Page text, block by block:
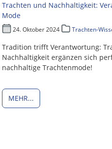
Trachten und Nachhaltigkeit:
Mode
24. Oktober 2024 Trachten-
Tradition trifft Verantwortung:
Nachhaltigkeit ergänzen sich
nachhaltige Trachtenmode!
MEHR...